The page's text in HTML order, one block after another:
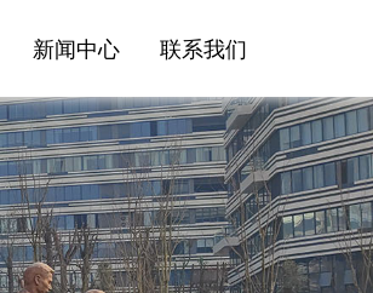
新闻中心 联系我们